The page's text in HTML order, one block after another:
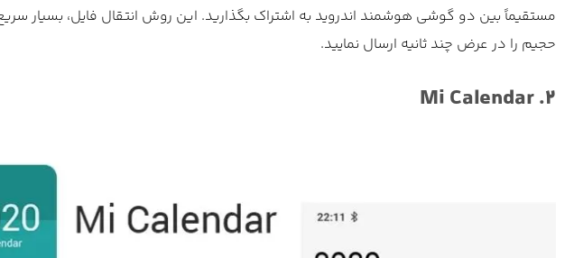
مستقیماً بین دو گوشی هوشمند اندروید به اشتراک بگذارید. این روش انتقال فایل، بسیار
حجیم را در عرض چند ثانیه ارسال نمایید.
۲. Mi Calendar